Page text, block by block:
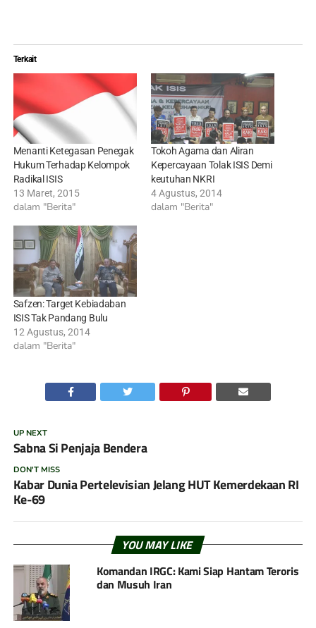
Terkait
Menanti Ketegasan Penegak
Hukum Terhadap Kelompok
Radikal ISIS
13 Maret, 2015
dalam "Berita"
Tokoh Agama dan Aliran
Kepercayaan Tolak ISIS Demi
keutuhan NKRI
4 Agustus, 2014
dalam "Berita"
Safzen: Target Kebiadaban
ISIS Tak Pandang Bulu
12 Agustus, 2014
dalam "Berita"
UP NEXT
Sabna Si Penjaja Bendera
DON'T MISS
Kabar Dunia Pertelevisian Jelang HUT Kemerdekaan RI
Ke-69
YOU MAY LIKE
Komandan IRGC: Kami Siap Hantam Teroris
dan Musuh Iran